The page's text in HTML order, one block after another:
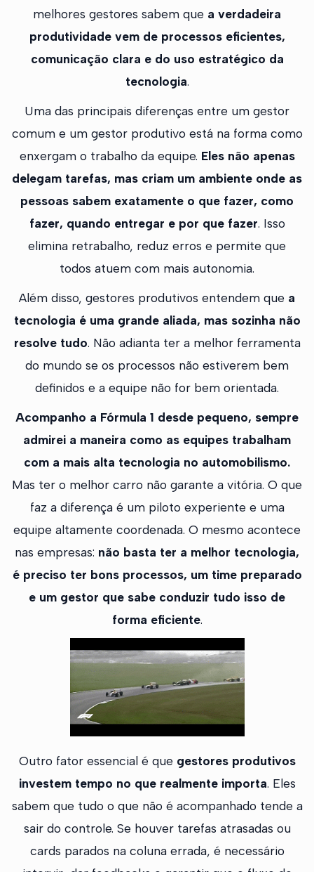
melhores gestores sabem que a verdadeira
produtividade vem de processos eficientes,
comunicação clara e do uso estratégico da
tecnologia.
Uma das principais diferenças entre um gestor
comum e um gestor produtivo está na forma como
enxergam o trabalho da equipe. Eles não apenas
delegam tarefas, mas criam um ambiente onde as
pessoas sabem exatamente o que fazer, como
fazer, quando entregar e por que fazer. Isso
elimina retrabalho, reduz erros e permite que
todos atuem com mais autonomia.
Além disso, gestores produtivos entendem que a
tecnologia é uma grande aliada, mas sozinha não
resolve tudo. Não adianta ter a melhor ferramenta
do mundo se os processos não estiverem bem
definidos e a equipe não for bem orientada.
Acompanho a Fórmula 1 desde pequeno, sempre
admirei a maneira como as equipes trabalham
com a mais alta tecnologia no automobilismo.
Mas ter o melhor carro não garante a vitória. O que
faz a diferença é um piloto experiente e uma
equipe altamente coordenada. O mesmo acontece
nas empresas: não basta ter a melhor tecnologia,
é preciso ter bons processos, um time preparado
e um gestor que sabe conduzir tudo isso de
forma eficiente.
Outro fator essencial é que gestores produtivos
investem tempo no que realmente importa. Eles
sabem que tudo o que não é acompanhado tende a
sair do controle. Se houver tarefas atrasadas ou
cards parados na coluna errada, é necessário